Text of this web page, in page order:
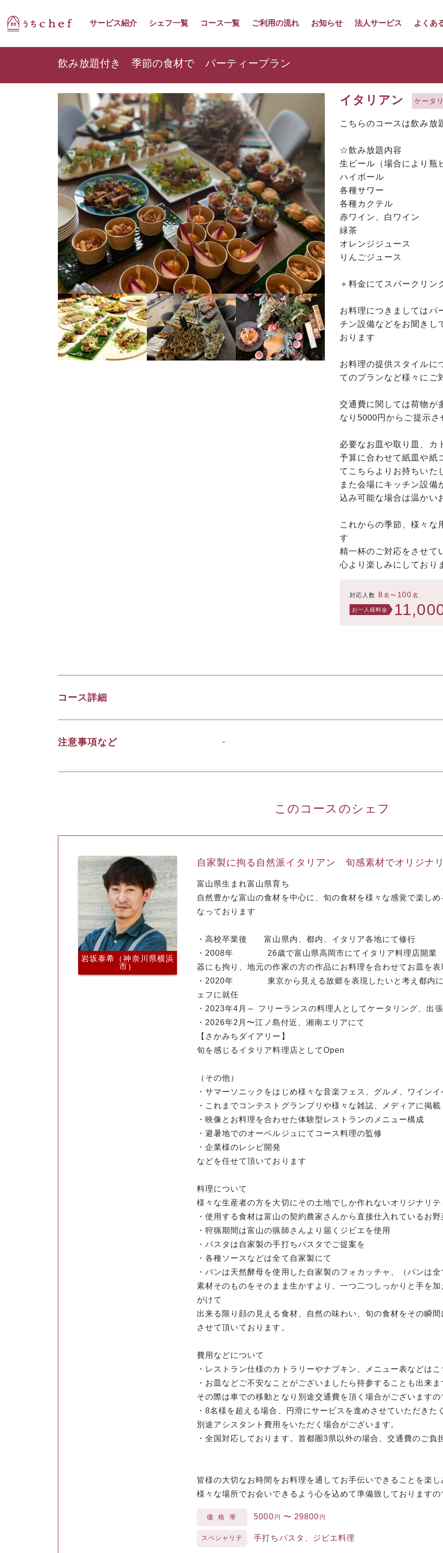
サービス紹介 シェフ一覧 コース一覧 ご利用の流れ お知らせ 法人サービス よくあ
飲み放題付き 季節の食材で パーティープラン
イタリアン ケータ
こちらのコースは飲み放
☆飲み放題内容
生ビール（場合により瓶
ハイボール
各種サワー
各種カクテル
赤ワイン、白ワイン
緑茶
オレンジジュース
りんごジュース
＋料金にてスパークリン
お料理につきましてはパ
チン設備などをお聞きし
おります
お料理の提供スタイルに
てのプランなど様々にご
交通費に関しては荷物が
なり5000円からご提示さ
必要なお皿や取り皿、カ
予算に合わせて紙皿や紙
てこちらよりお持ちいた
また会場にキッチン設備
込み可能な場合は温かい
これからの季節、様々な
す
精一杯のご対応をさせて
心より楽しみにしており
対応人数 8 名〜 100 名
お一人様料金
コース詳細
注意事項など -
このコースのシェフ
岩坂泰希（神奈川県横浜
市）
自家製に拘る自然派イタリアン 旬感素材でオリジナ
富山県生まれ富山県育ち
自然豊かな富山の食材を中心に、旬の食材を様々な感覚で楽し
なっております
・高校卒業後 富山県内、都内、イタリア各地にて修行
・2008年 26歳で富山県高岡市にてイタリア料理店開業
器にも拘り、地元の作家の方の作品にお料理を合わせてお皿を表
・2020年 東京から見える故郷を表現したいと考え都内に
ェフに就任
・2023年4月～ フリーランスの料理人としてケータリング、出
・2026年2月〜江ノ島付近、湘南エリアにて
【さかみちダイアリー】
旬を感じるイタリア料理店としてOpen
（その他）
・サマーソニックをはじめ様々な音楽フェス、グルメ、ワイン
・これまでコンテストグランプリや様々な雑誌、メディアに掲載
・映像とお料理を合わせた体験型レストランのメニュー構成
・避暑地でのオーベルジュにてコース料理の監修
・企業様のレシピ開発
などを任せて頂いております
料理について
様々な生産者の方を大切にその土地でしか作れないオリジナリ
・使用する食材は富山の契約農家さんから直接仕入れているお
・狩猟期間は富山の猟師さんより届くジビエを使用
・パスタは自家製の手打ちパスタでご提案を
・各種ソースなどは全て自家製にて
・パンは天然酵母を使用した自家製のフォカッチャ、（パンは全
素材そのものをそのまま生かすより、一つ二つしっかりと手を
がけて
出来る限り顔の見える食材、自然の味わい、旬の食材をその瞬
させて頂いております。
費用などについて
・レストラン仕様のカトラリーやナプキン、メニュー表などは
・お皿などご不安なことがございましたら持参することも出来
その際は車での移動となり別途交通費を頂く場合がございますの
・8名様を超える場合、円滑にサービスを進めさせていただきた
別途アシスタント費用をいただく場合がございます。
・全国対応しております。首都圏3県以外の場合、交通費のご負
皆様の大切なお時間をお料理を通してお手伝いできることを楽
様々な場所でお会いできるよう心を込めて準備致しております
価格帯 5000 円 〜 29800 円
スペシャリテ 手打ちパスタ、ジビエ料理